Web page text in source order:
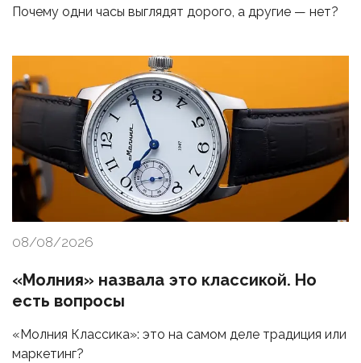
Почему одни часы выглядят дорого, а другие — нет?
08/08/2026
«Молния» назвала это классикой. Но
есть вопросы
«Молния Классика»: это на самом деле традиция или
маркетинг?